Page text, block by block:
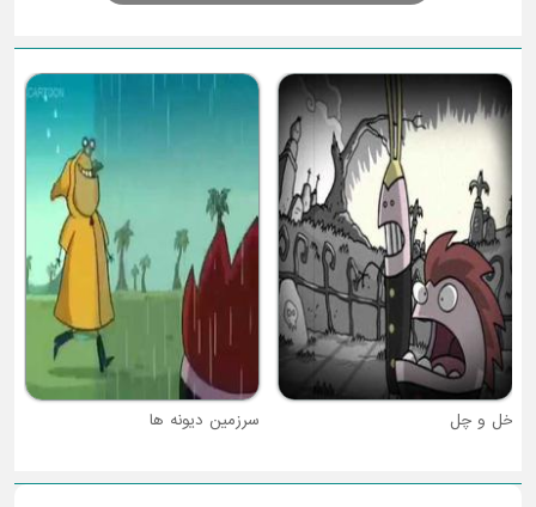
خل و چل سرزمین دیونه ها